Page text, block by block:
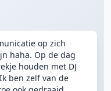
op zich
haha. Op de dag
houden met DJ
ben zelf van de